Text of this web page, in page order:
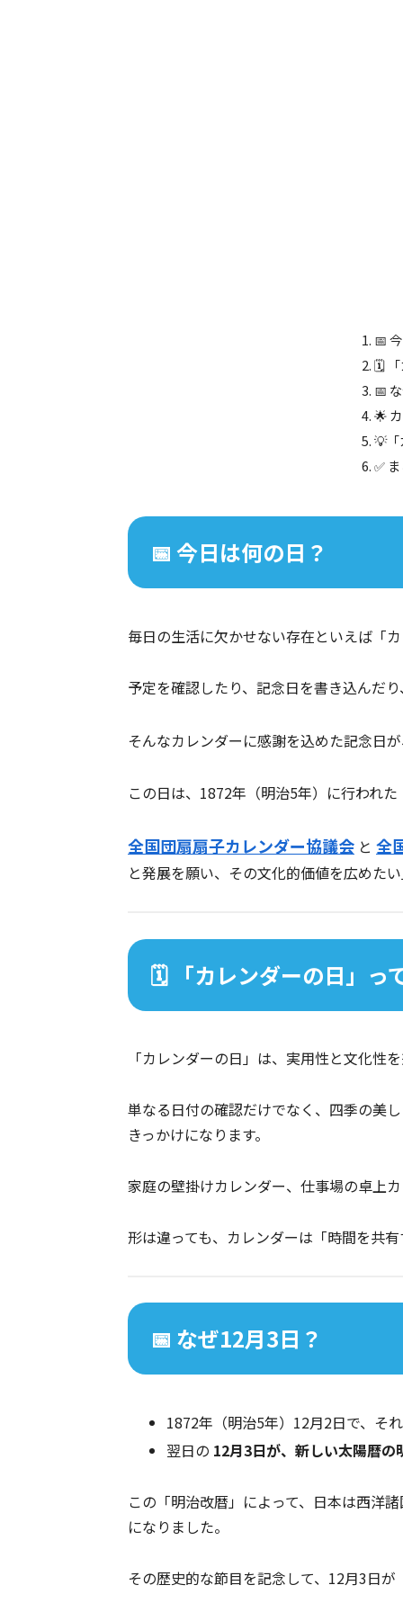
📅
🗓️ 「
📅
🌟
💡
✅
📅 今日は何の日？
毎日の生活に欠かせない存在といえば「
予定を確認したり、記念日を書き込んだ
そんなカレンダーに感謝を込めた記念日
この日は、1872年（明治5年）に行われ
全国団扇扇子カレンダー協議会 と 全
と発展を願い、その文化的価値を広めた
🗓️ 「カレンダーの日」っ
「カレンダーの日」は、実用性と文化性
単なる日付の確認だけでなく、四季の美
きっかけになります。
家庭の壁掛けカレンダー、仕事場の卓上
形は違っても、カレンダーは「時間を共
📅 なぜ12月3日？
1872年（明治5年）12月2日で、そ
翌日の 12月3日が、新しい太陽暦の
この「明治改暦」によって、日本は西洋
になりました。
その歴史的な節目を記念して、12月3日